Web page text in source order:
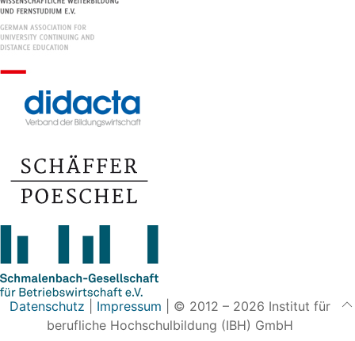
Datenschutz Impressum | © 2012 – 2026 Institut für
berufliche Hochschulbildung (IBH) GmbH